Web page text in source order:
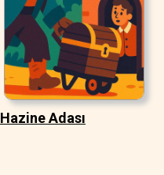
Hazine Adası